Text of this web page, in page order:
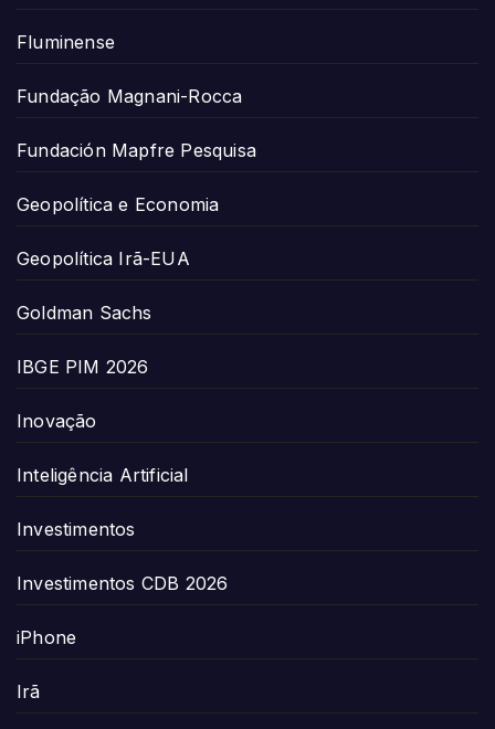
Fluminense
Fundação Magnani-Rocca
Fundación Mapfre Pesquisa
Geopolítica e Economia
Geopolítica Irã-EUA
Goldman Sachs
IBGE PIM 2026
Inovação
Inteligência Artificial
Investimentos
Investimentos CDB 2026
iPhone
Irã